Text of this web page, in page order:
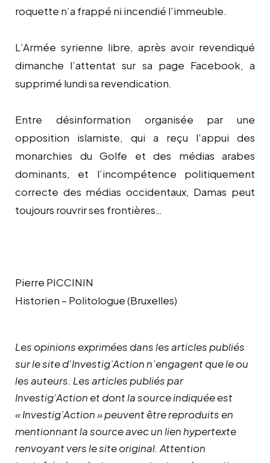
roquette n’a frappé ni incendié l’immeuble.
L’Armée syrienne libre, après avoir revendiqué
dimanche l’attentat sur sa page Facebook, a
supprimé lundi sa revendication.
Entre désinformation organisée par une
opposition islamiste, qui a reçu l’appui des
monarchies du Golfe et des médias arabes
dominants, et l’incompétence politiquement
correcte des médias occidentaux, Damas peut
toujours rouvrir ses frontières…
Pierre PICCININ
Historien – Politologue (Bruxelles)
Les opinions exprimées dans les articles publiés
sur le site d’Investig’Action n’engagent que le ou
les auteurs. Les articles publiés par
Investig’Action et dont la source indiquée est
« Investig’Action » peuvent être reproduits en
mentionnant la source avec un lien hypertexte
renvoyant vers le site original. Attention